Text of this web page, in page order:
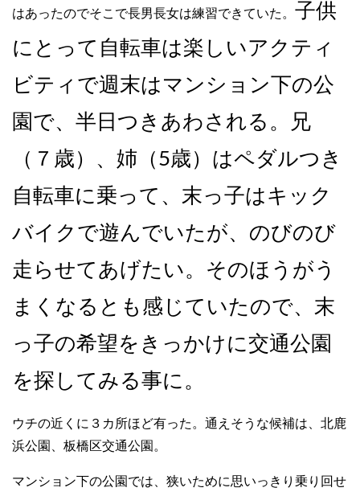
はあったのでそこで長男長女は練習できていた。 子供
にとって自転車は楽しいアクティ
ビティで週末はマンション下の公
園で、半日つきあわされる。兄
（７歳）、姉（5歳）はペダルつき
自転車に乗って、末っ子はキック
バイクで遊んでいたが、のびのび
走らせてあげたい。そのほうがう
まくなるとも感じていたので、末
っ子の希望をきっかけに交通公園
を探してみる事に。
ウチの近くに３カ所ほど有った。通えそうな候補は、北鹿
浜公園、板橋区交通公園。
マンション下の公園では、狭いために思いっきり乗り回せ